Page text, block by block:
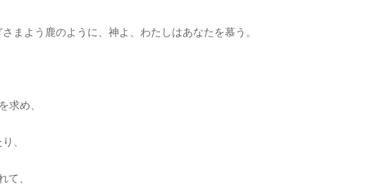
まよう鹿のように、神よ、わたしはあなたを慕う。
求め、
、
、